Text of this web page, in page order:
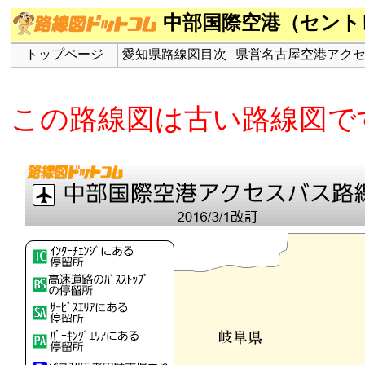
中部国際空港（セン
トップページ 愛知県路線図目次 県営名古屋空港アク
この路線図は古い路線図で